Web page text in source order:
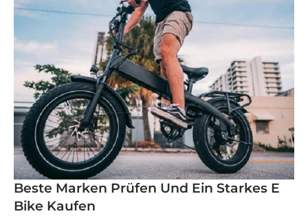
Beste Marken Prüfen Und Ein Starkes E
Bike Kaufen